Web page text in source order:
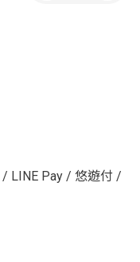
/ LINE Pay / 悠遊付 /